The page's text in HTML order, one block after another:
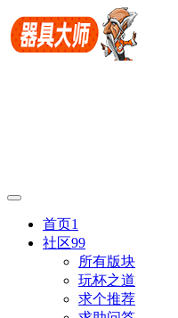
首页1
社区99
所有版块
玩杯之道
求个推荐